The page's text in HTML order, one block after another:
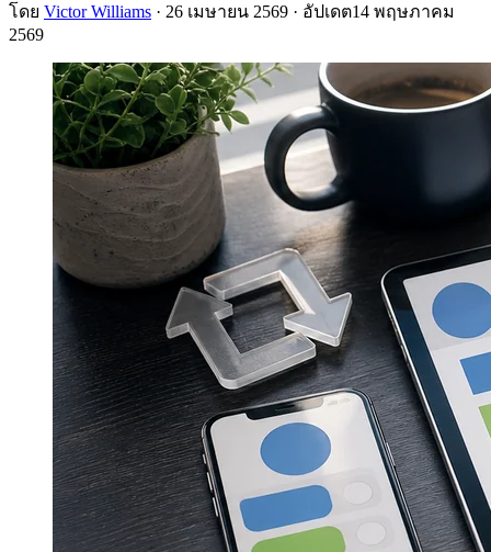
โดย Victor Williams · 26 เมษายน 2569 · อัปเดต14 พฤษภาคม
2569